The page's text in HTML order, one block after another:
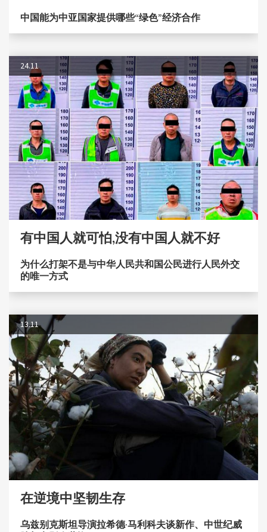
中国能为中亚国家提供哪些“绿色”经济合作
24.11
有中国人就可怕,没有中国人就不好
为什么打架不是与中华人民共和国公民进行人民外交
的唯一方式
13.11
在逆境中坚韧生存
乌兹别克斯坦导演拉希德·马利科夫谈新作、中世纪威